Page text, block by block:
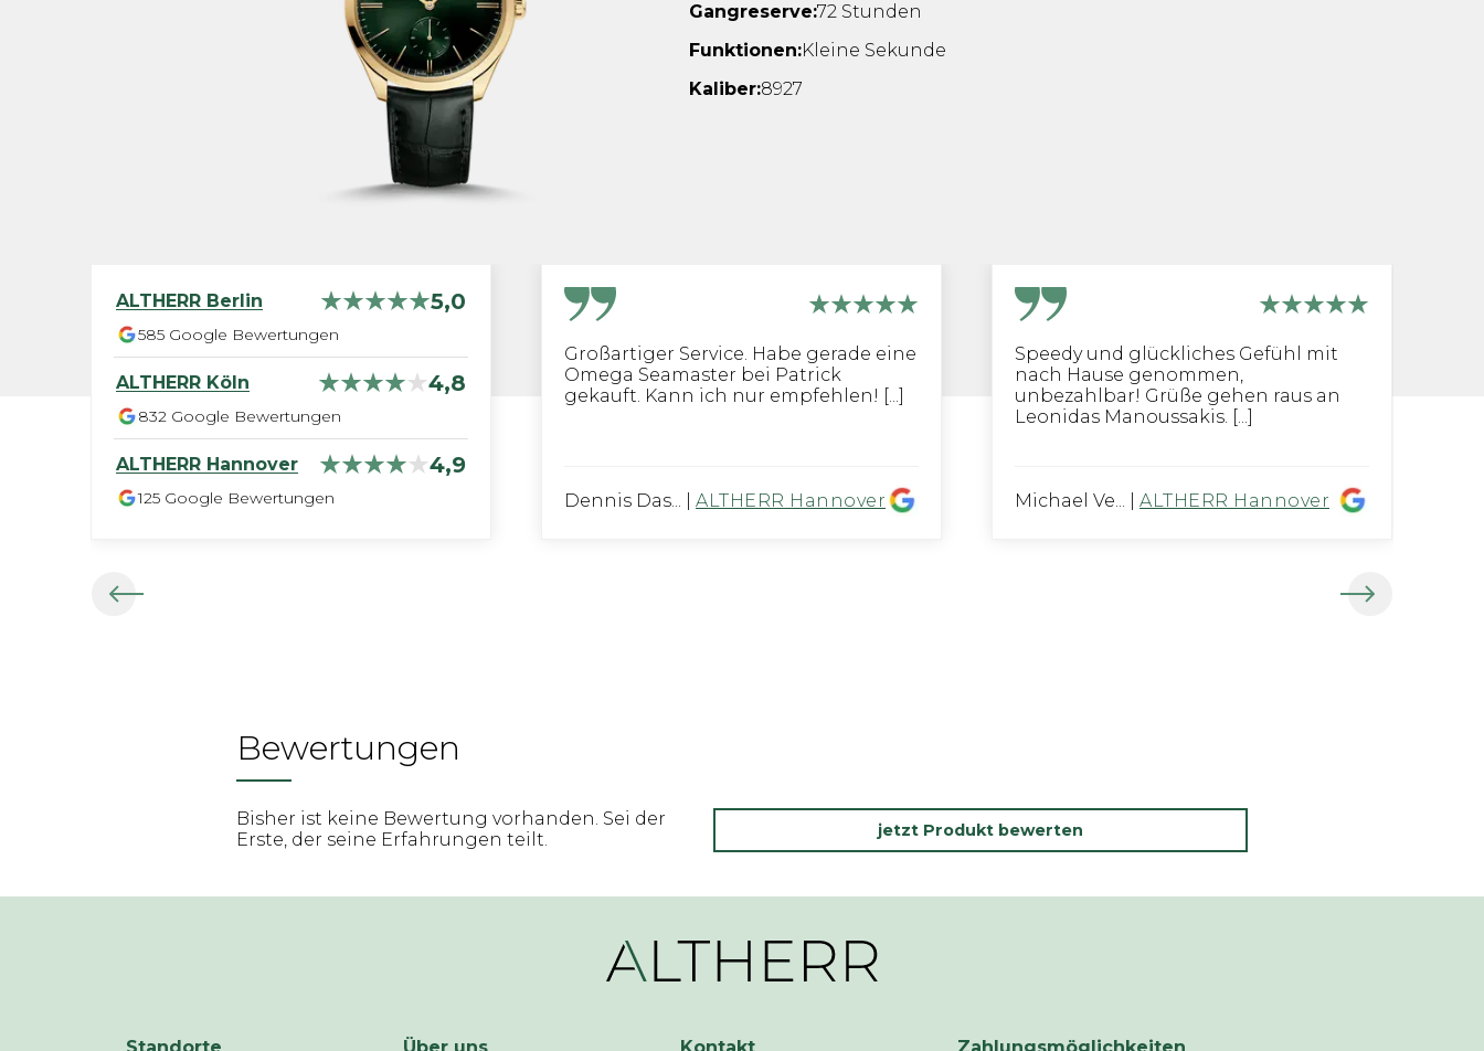
Gangreserve:72 Stunden
Funktionen:Kleine Sekunde
Kaliber:8927
ALTHERR Berlin 5,0
585 Google Bewertungen
ALTHERR Köln 4,8
832 Google Bewertungen
ALTHERR Hannover 4,9
125 Google Bewertungen
Großartiger Service. Habe gerade eine
Omega Seamaster bei Patrick
gekauft. Kann ich nur empfehlen! [...]
Dennis Das... ALTHERR Hannover
Speedy und glückliches Gefühl mit
nach Hause genommen,
unbezahlbar! Grüße gehen raus an
Leonidas Manoussakis. [...]
Michael Ve... ALTHERR Hannover
Bewertungen
Bisher ist keine Bewertung vorhanden. Sei der
Erste, der seine Erfahrungen teilt.
jetzt Produkt bewerten